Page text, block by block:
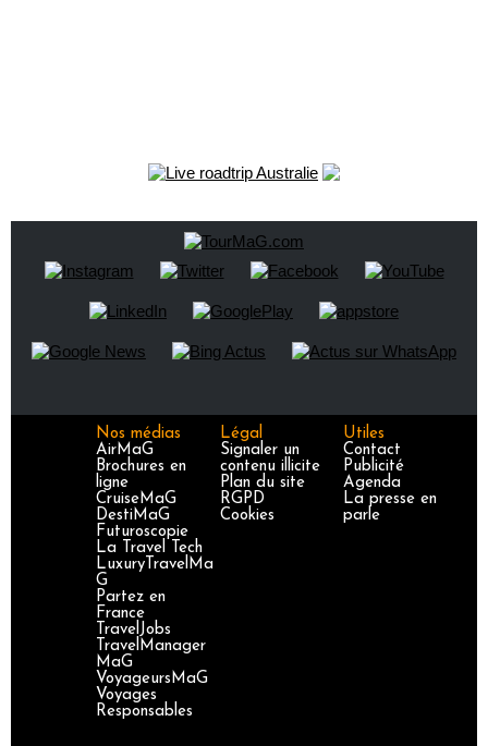
Nos médias
AirMaG
Brochures en
ligne
CruiseMaG
DestiMaG
Futuroscopie
La Travel Tech
LuxuryTravelMa
G
Partez en
France
TravelJobs
TravelManager
MaG
VoyageursMaG
Voyages
Responsables
Légal
Signaler un
contenu illicite
Plan du site
RGPD
Cookies
Utiles
Contact
Publicité
Agenda
La presse en
parle